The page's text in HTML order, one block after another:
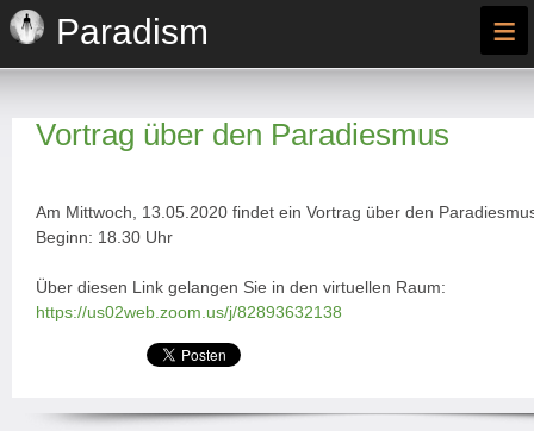
Paradism ≡
Vortrag über den Paradiesmus
Am Mittwoch, 13.05.2020 findet ein Vortrag über den
Beginn: 18.30 Uhr
Über diesen Link gelangen Sie in den virtuellen Raum:
https://us02web.zoom.us/j/82893632138